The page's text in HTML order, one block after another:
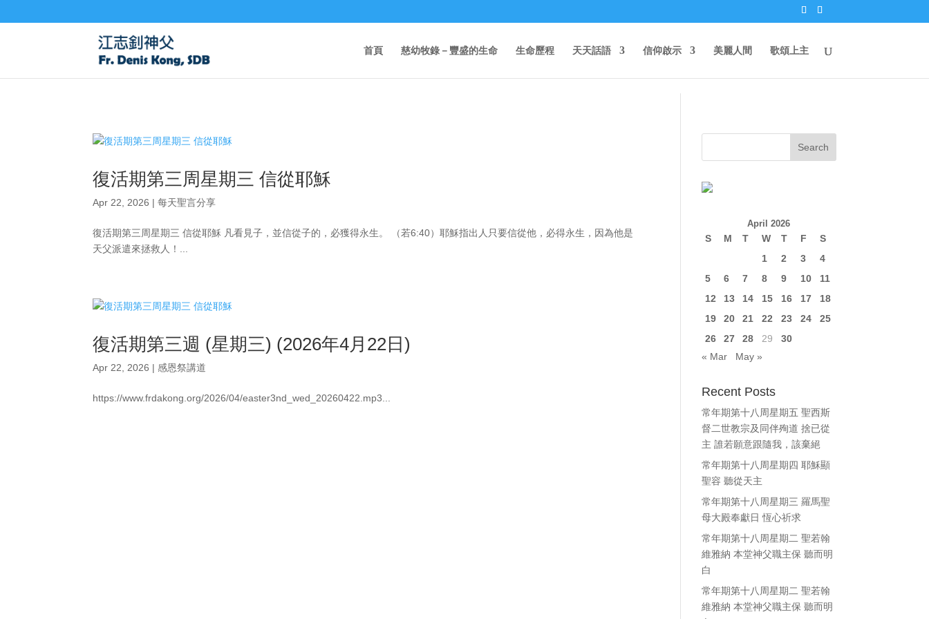
首頁 慈幼牧錄－豐盛的生命 生命歷程 天天話語 信仰啟示 美麗人間 歌頌上主
復活期第三周星期三 信從耶穌
Apr 22, 2026 |每天聖言分享
復活期第三周星期三 信從耶穌 凡看見子，並信從子的，必獲得永生。 （若6:40）耶穌指出人只要信從他，必得永生，因為他是
天父派遣來拯救人！...
復活期第三週 (星期三) (2026年4月22日)
Apr 22, 2026 | 感恩祭講道
https://www.frdakong.org/2026/04/easter3nd_wed_20260422.mp3...
April 2026
S M T W T F
S
1
2 3
4
5
6 7 8 9 10
11
12
13 14 15 16 17
18
19
20 21 22 23 24
25
26
27 28 29
30
« Mar
May »
Recent Posts
常年期第十八周星期五 聖西斯
督二世教宗及同伴殉道 捨已從
主 誰若願意跟隨我，該棄絕
常年期第十八周星期四 耶穌顯
聖容 聽從天主
常年期第十八周星期三 羅馬聖
母大殿奉獻日 恆心祈求
常年期第十八周星期二 聖若翰
維雅納 本堂神父職主保 聽而明
白
常年期第十八周星期二 聖若翰
維雅納 本堂神父職主保 聽而明